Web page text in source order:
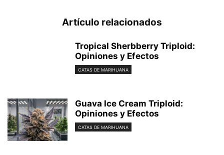
Artículo relacionados
Tropical Sherbberry Triploid:
Opiniones y Efectos
CATAS DE MARIHUANA
Guava Ice Cream Triploid:
Opiniones y Efectos
CATAS DE MARIHUANA